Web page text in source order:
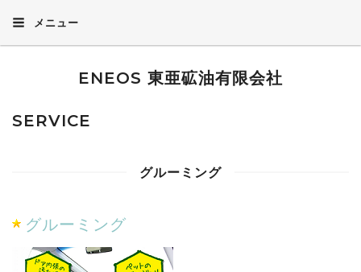
メニュー
ENEOS 東亜砿油有限会社
SERVICE
グルーミング
グルーミング